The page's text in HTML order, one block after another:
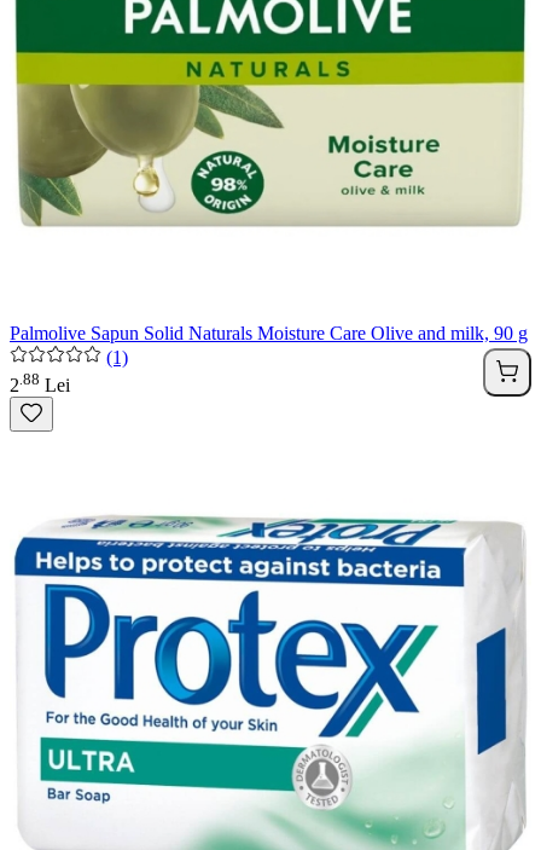
Palmolive Sapun Solid Naturals Moisture Care Olive and milk, 90 g
(1)
2 88 Lei